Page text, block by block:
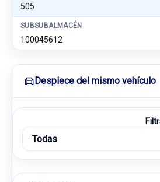
505
SUBSUBALMACÉN
100045612
Despiece del mismo vehículo